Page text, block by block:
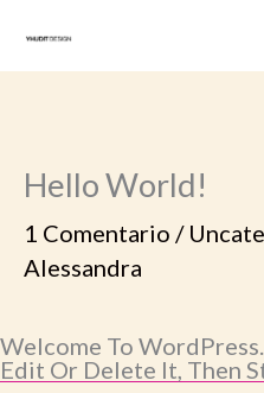
Hello World!
1 Comentario /
Alessandra
Welcome To
Edit Or Delete It, Then